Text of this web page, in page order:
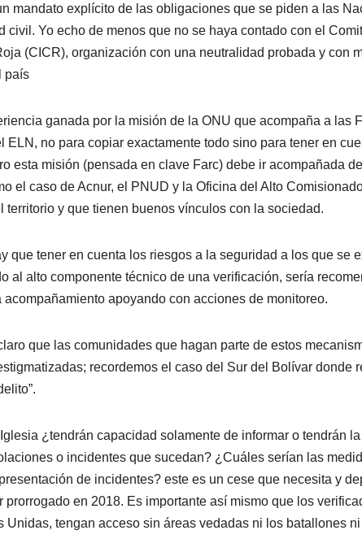
mandato explícito de las obligaciones que se piden a las
civil. Yo echo de menos que no se haya contado con el
(CICR), organización con una neutralidad probada y con
país
ganada por la misión de la ONU que acompaña a las
ELN, no para copiar exactamente todo sino para tener en
esta misión (pensada en clave Farc) debe ir acompañada
el caso de Acnur, el PNUD y la Oficina del Alto
territorio y que tienen buenos vínculos con la sociedad.
que tener en cuenta los riesgos a la seguridad a los que se
al alto componente técnico de una verificación, sería
apoyando con acciones de monitoreo.
que las comunidades que hagan parte de estos
recordemos el caso del Sur del Bolívar donde
¿tendrán capacidad solamente de informar o tendrán
o incidentes que sucedan? ¿Cuáles serían las
de incidentes? este es un cese que necesita y
prorrogado en 2018. Es importante así mismo que los
Unidas, tengan acceso sin áreas vedadas ni los batallones